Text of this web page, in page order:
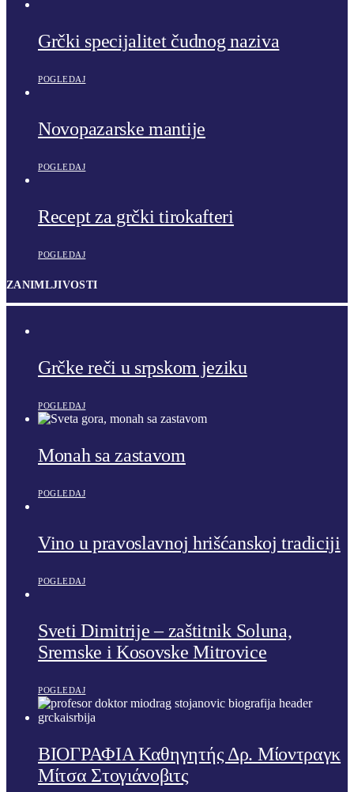
Grčki specijalitet čudnog naziva
POGLEDAJ
Novopazarske mantije
POGLEDAJ
Recept za grčki tirokafteri
POGLEDAJ
ZANIMLJIVOSTI
Grčke reči u srpskom jeziku
POGLEDAJ
Monah sa zastavom
POGLEDAJ
Vino u pravoslavnoj hrišćanskoj tradiciji
POGLEDAJ
Sveti Dimitrije – zaštitnik Soluna,
Sremske i Kosovske Mitrovice
POGLEDAJ
ΒΙΟΓΡΑΦΙΑ Καθηγητής Δρ. Μίοντραγκ
Μίτσα Στογιάνοβιτς